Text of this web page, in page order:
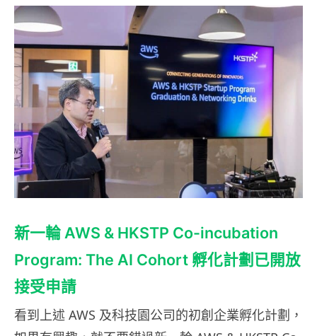
新一輪 AWS & HKSTP Co-incubation
Program: The AI Cohort 孵化計劃已開放
接受申請
看到上述 AWS 及科技園公司的初創企業孵化計劃，